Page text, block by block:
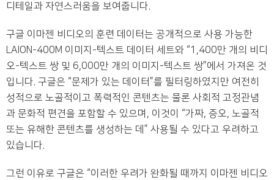
디테일과 자연스러움을 보여줍니다.
구글 이마젠 비디오의 훈련 데이터는 공개적으로 사용 가능한
LAION-400M 이미지-텍스트 데이터 세트와 “1,400만 개의 비디
오-텍스트 쌍 및 6,000만 개의 이미지-텍스트 쌍”에서 가져온 것
입니다. 구글은 “문제가 있는 데이터”를 필터링하였지만 여전히
성적으로 노골적이고 폭력적인 콘텐츠는 물론 사회적 고정관념
과 문화적 편견을 포함할 수 있으며, 이것이 “가짜, 증오, 노골적
또는 유해한 콘텐츠를 생성하는 데” 사용될 수 있다고 우려하고
있습니다.
그런 이유로 구글은 “이러한 우려가 완화될 때까지 이마젠 비디오